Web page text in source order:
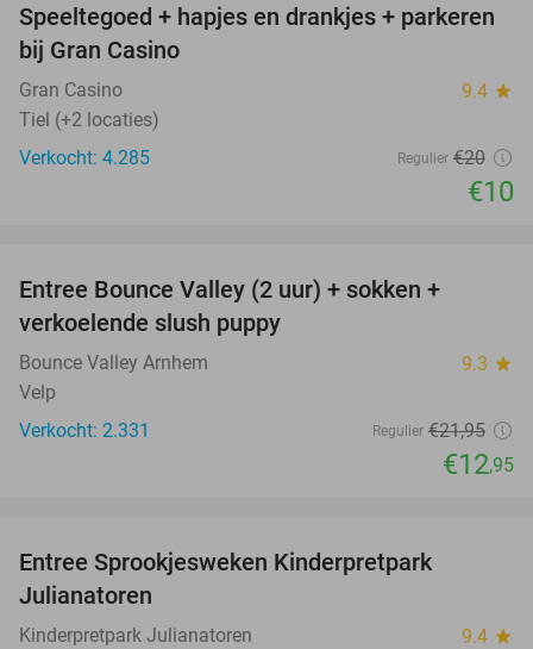
50%
Speeltegoed + hapjes en drankjes + parkeren
bij Gran Casino
Gran Casino 9.4 star
Tiel (+2 locaties)
Verkocht: 4.285
Regulier €20
€10
Entree Bounce Valley (2 uur) + sokken +
verkoelende slush puppy
Bounce Valley Arnhem 9.3 star
Velp
Verkocht: 2.331
Regulier €21,95
€12,95
Entree Sprookjesweken Kinderpretpark
Julianatoren
Kinderpretpark Julianatoren 9.4 star